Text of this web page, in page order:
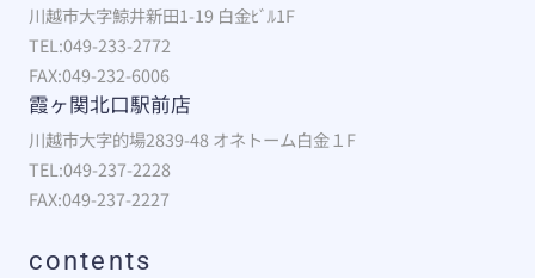
川越市大字鯨井新田1-19 白金ﾋﾞﾙ1F
TEL:049-233-2772
FAX:049-232-6006
霞ヶ関北口駅前店
川越市大字的場2839-48 オネトーム白金１F
TEL:049-237-2228
FAX:049-237-2227
contents